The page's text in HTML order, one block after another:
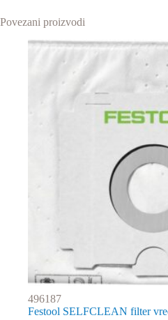
Povezani proizvodi
496187
Festool SELFCLEAN filter